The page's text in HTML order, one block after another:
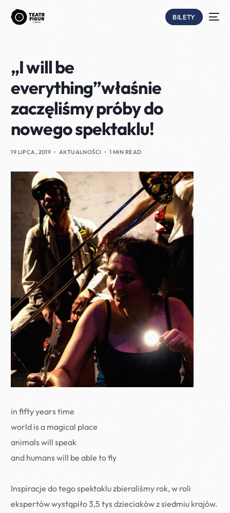
BILETY
„I will be
everything”właśnie
zaczęliśmy próby do
nowego spektaklu!
19 LIPCA, 2019 AKTUALNOŚCI 1 MIN READ
in fifty years time
world is a magical place
animals will speak
and humans will be able to fly
Inspiracje do tego spektaklu zbieraliśmy rok, w roli
ekspertów wystąpiło 3,5 tys dzieciaków z siedmiu krajów.